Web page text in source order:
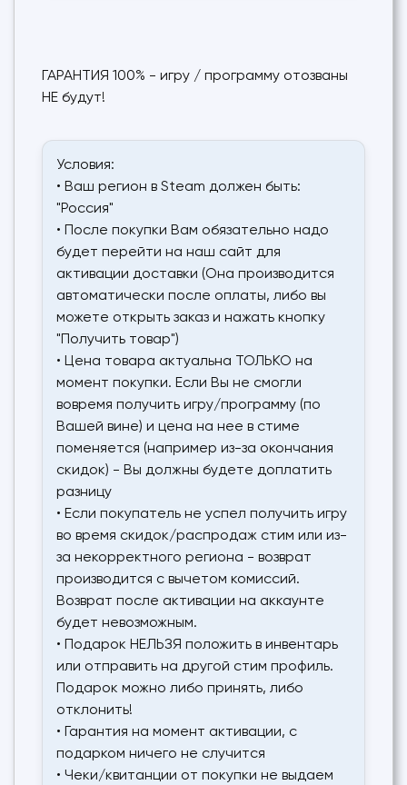
ГАРАНТИЯ 100% - игру / программу отозваны
НЕ будут!
Условия:
• Ваш регион в Steam должен быть:
"Россия"
• После покупки Вам обязательно надо
будет перейти на наш сайт для
активации доставки (Она производится
автоматически после оплаты, либо вы
можете открыть заказ и нажать кнопку
"Получить товар")
• Цена товара актуальна ТОЛЬКО на
момент покупки. Если Вы не смогли
вовремя получить игру/программу (по
Вашей вине) и цена на нее в стиме
поменяется (например из-за окончания
скидок) - Вы должны будете доплатить
разницу
• Если покупатель не успел получить игру
во время скидок/распродаж стим или из-
за некорректного региона - возврат
производится с вычетом комиссий.
Возврат после активации на аккаунте
будет невозможным.
• Подарок НЕЛЬЗЯ положить в инвентарь
или отправить на другой стим профиль.
Подарок можно либо принять, либо
отклонить!
• Гарантия на момент активации, с
подарком ничего не случится
• Чеки/квитанции от покупки не выдаем